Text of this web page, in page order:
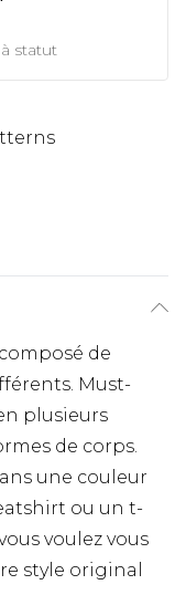
statut
de
Must-
plusieurs
de corps.
une couleur
ou un t-
voulez vous
style original